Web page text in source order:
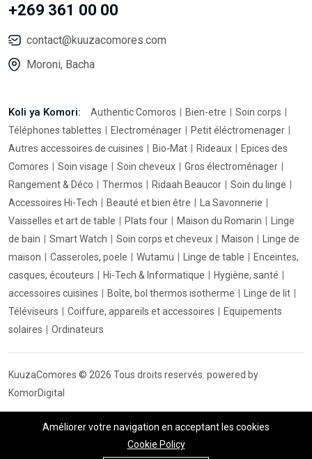
+269 361 00 00
contact@kuuzacomores.com
Moroni, Bacha
Koli ya Komori: Authentic Comoros Bien-etre
Soin corps
Téléphones tablettes
Electroménager
Petit éléctromenager
Autres accessoires de cuisines
Bio-Mat Rideaux
Epices des
Comores
Soin visage Soin cheveux
Gros électroménager
Rangement & Déco
Thermos Ridaah Beaucor
Soin du linge
Accessoires Hi-Tech
Beauté et bien être
La Savonnerie
Vaisselles et art de table
Plats four Maison du Romarin
Linge
de bain
Smart Watch Soin corps et cheveux Maison
Linge de
maison
Casseroles, poele Wutamu Linge de table
Enceintes,
casques, écouteurs
Hi-Tech & Informatique
Hygiène, santé
accessoires cuisines
Boîte, bol thermos isotherme
Linge de lit
Téléviseurs
Coiffure, appareils et accessoires
Equipements
solaires
Ordinateurs
KuuzaComores © 2026 Tous droits reservés. powered by
KomorDigital
Améliorer votre navigation en acceptant les cookies
Cookie Policy